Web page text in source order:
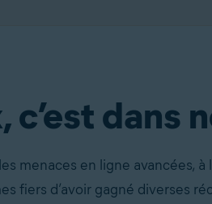
c’est dans
en ligne avancées, à
fiers d’avoir gagné diverses